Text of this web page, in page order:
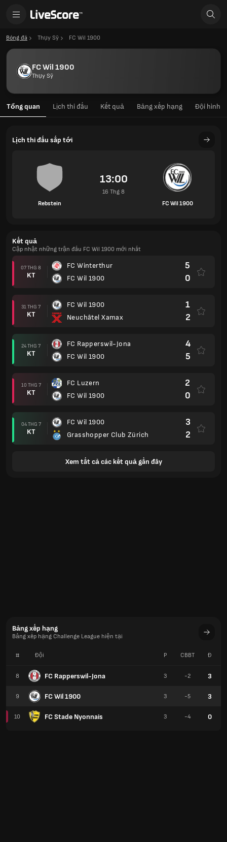
Bóng đá Thụy Sỹ FC Wil 1900
FC Wil 1900
Thụy Sỹ
Tổng quan Lịch thi đấu Kết quả Bảng xếp hạng Đội hình
Lịch thi đấu sắp tới
Rebstein
13:00
16 Thg 8
FC Wil 1900
Kết quả
Cập nhật những trận đấu FC Wil 1900 mới nhất
07 THG 8
KT
FC Winterthur
FC Wil 1900
5
0
31 THG 7
KT
FC Wil 1900
Neuchâtel Xamax
1
2
24 THG 7
KT
FC Rapperswil-Jona
FC Wil 1900
4
5
10 THG 7
KT
FC Luzern
FC Wil 1900
2
0
04 THG 7
KT
FC Wil 1900
Grasshopper Club Zürich
3
2
Xem tất cả các kết quả gần đây
Bảng xếp hạng
Bảng xếp hạng Challenge League hiện tại
# Đội
8 FC Rapperswil-Jona
9 FC Wil 1900
10 FC Stade Nyonnais
P CBBT Đ
3 -2 3
3 -5 3
3 -4 0